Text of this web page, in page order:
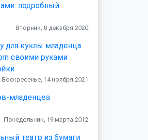
подробный
Вторник, 8 декабря 2020
для куклы младенца
своими руками
Воскресенье, 14 ноября 2021
младенцев
Понедельник, 19 марта 2012
театр из бумаги